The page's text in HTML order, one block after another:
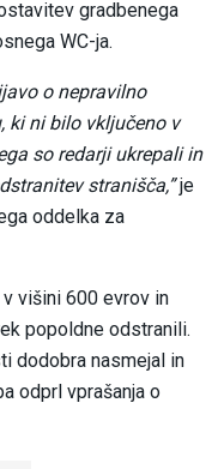
gradbenega
WC-ja.
o nepravilno
ki ni bilo vključeno v
so redarji ukrepali in
stranišča,”je
oddelka za
višini 600 evrov in
popoldne odstranili.
dodobra nasmejal in
odprl vprašanja o